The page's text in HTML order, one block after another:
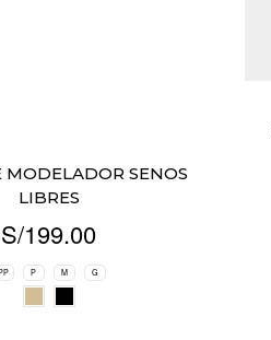
MODELADOR SENOS
LIBRES
S/199.00
P M G